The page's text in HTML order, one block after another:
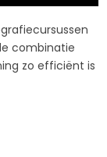
combinatie
zo efficiënt is